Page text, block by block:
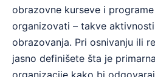
obrazovne kurseve i
organizovati – takve
obrazovanja. Pri osnivanju ili
jasno definišete šta je
organizacije kako bi